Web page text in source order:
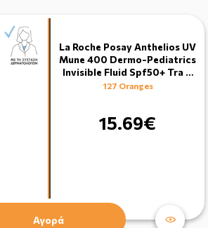
La Roche Posay Anthelios UV
Mune 400 Dermo-Pediatrics
Invisible Fluid Spf50+ Tra …
127 Oranges
15.69€
Αγορά